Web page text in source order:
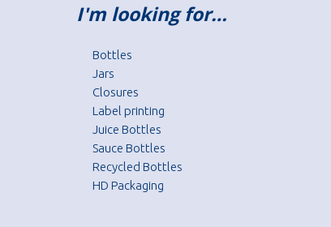
I'm looking for…
Bottles
Jars
Closures
Label printing
Juice Bottles
Sauce Bottles
Recycled Bottles
HD Packaging